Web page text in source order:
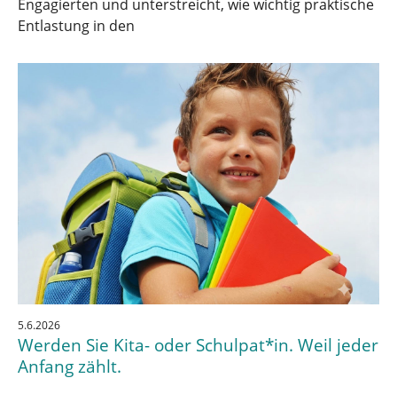
Engagierten und unterstreicht, wie wichtig praktische
Entlastung in den
5.6.2026
Werden Sie Kita- oder Schulpat*in. Weil jeder
Anfang zählt.